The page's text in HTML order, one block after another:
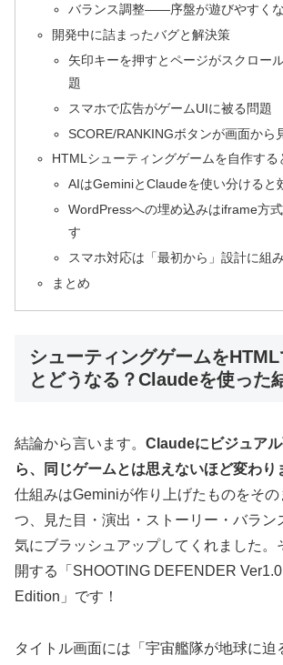
バランス調整——序盤が遊びやすく
開発中に詰まったバグと解決策
矢印キーを押すとページがスクロー
題
スマホで広告がゲームUIに被る問題
SCORE/RANKINGボタンが画面から
HTMLシューティングゲームを自作する
AIはGeminiとClaudeを使い分けると
WordPressへの埋め込みはiframe方
す
スマホ対応は「最初から」設計に組
まとめ
シューティングゲームを
とどうなる？Claudeを使った
結論から言います。 Claudeにビジュア
ら、同じゲームとは思えないほど変わり
仕組みはGeminiが作り上げたものをその
つ、見た目・演出・ストーリー・バラン
気にブラッシュアップしてくれました。
開する「SHOOTING DEFENDER
Edition」です！
タイトル画面には「宇宙艦隊が地球に迫